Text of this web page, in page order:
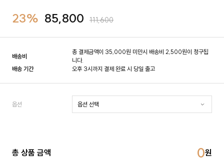
23% 85,800 111,600
배송비
총 결제금액이 35,000원 미만시 배송비 2,500원이 청구됩
니다.
배송 기간
오후 3시까지 결제 완료 시 당일 출고
옵션
총 상품 금액 0